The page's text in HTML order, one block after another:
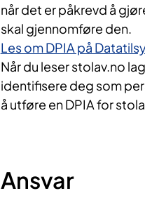
når det er påkrevd å
skal gjennomføre den.
Les om DPIA på
Når du leser stolav.no
identifisere deg som
å utføre en DPIA for
Ansvar